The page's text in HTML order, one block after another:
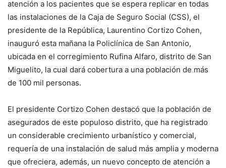
atención a los pacientes que se espera replicar en todas
las instalaciones de la Caja de Seguro Social (CSS), el
presidente de la República, Laurentino Cortizo Cohen,
inauguró esta mañana la Policlínica de San Antonio,
ubicada en el corregimiento Rufina Alfaro, distrito de San
Miguelito, la cual dará cobertura a una población de más
de 100 mil personas.
El presidente Cortizo Cohen destacó que la población de
asegurados de este populoso distrito, que ha registrado
un considerable crecimiento urbanístico y comercial,
requería de una instalación de salud más amplia y moderna
que ofreciera, además, un nuevo concepto de atención a